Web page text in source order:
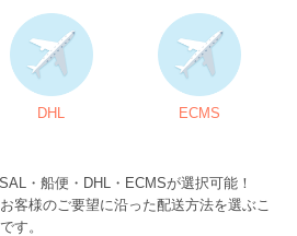
DHL ECMS
・船便・DHL・ECMSが選択可能！
客様のご要望に沿った配送方法を選ぶこ
す。